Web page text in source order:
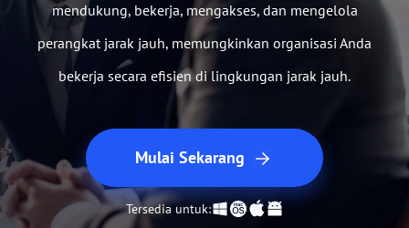
mendukung, bekerja, mengakses, dan mengelola
perangkat jarak jauh, memungkinkan organisasi Anda
bekerja secara efisien di lingkungan jarak jauh.
Mulai Sekarang
Tersedia untuk: